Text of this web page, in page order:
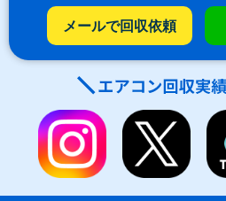
メールで回収依頼